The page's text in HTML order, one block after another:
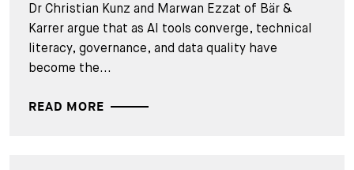
Dr Christian Kunz and Marwan Ezzat of Bär &
Karrer argue that as AI tools converge, technical
literacy, governance, and data quality have
become the...
READ MORE